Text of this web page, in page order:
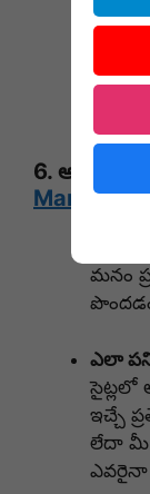
SEO
6.
Marketing
మనం
ఎలా
సైట్లలో
ఇచ్చే
లేదా మీ
ఎవరైనా